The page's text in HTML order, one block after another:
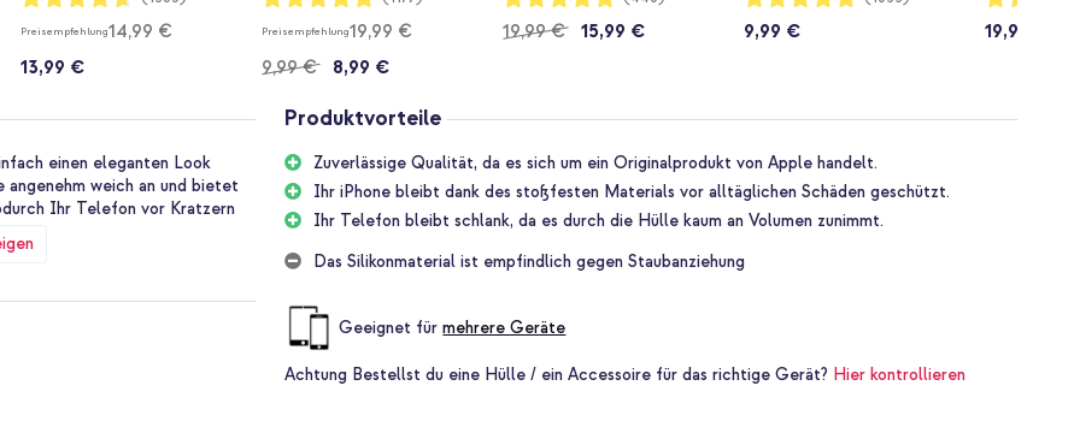
93%
Preisempfehlung14,99 €
13,99 €
97%
Preisempfehlung19,99 €
9,99 €
8,99 €
97%
19,99 € 15,99 €
96%
9,99 €
97%
19,99 €
einen eleganten Look
angenehm weich an und bietet
Ihr Telefon vor Kratzern
Case ist da keine Ausnahme.
Stunden lang getestet,
iPhone einen guten Schutz
Produktvorteile
Zuverlässige Qualität, da es sich um ein Originalprodukt von Apple handelt.
Ihr iPhone bleibt dank des stoßfesten Materials vor alltäglichen Schäden geschützt.
Ihr Telefon bleibt schlank, da es durch die Hülle kaum an Volumen zunimmt.
Das Silikonmaterial ist empfindlich gegen Staubanziehung
Geeignet fürmehrere Geräte
Achtung Bestellst du eine Hülle / ein Accessoire für das richtige Gerät? Hier kontrollieren